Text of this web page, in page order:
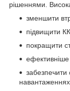
рішеннями.
зменшити
підвищити
покращити
ефективніше
забезпечити